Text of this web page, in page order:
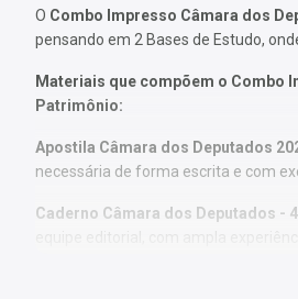
O Combo Impresso Câmara dos
pensando em 2 Bases de Estudo,
Materiais que compõem o Combo
Patrimônio:
Apostila Câmara dos Deputados
necessária de forma escrita e com
Caderno Câmara dos Deputados -